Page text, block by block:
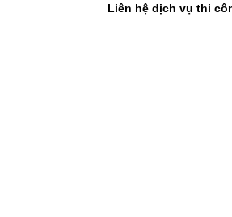
Liên hệ dịch vụ thi